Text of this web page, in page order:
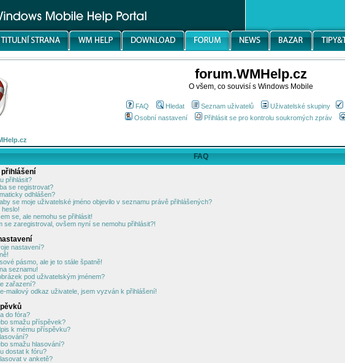
forum.WMHelp.cz
O všem, co souvisí s Windows Mobile
FAQ Hledat Seznam uživatelů Uživatelské skupiny
Osobní nastavení
Přihlásit se pro kontrolu soukromých zpráv
FAQ
přihlášení
přihlásit?
se registrovat?
odhlášen?
se moje uživatelské jméno objevilo v seznamu právě přihlášených?
heslo!
se, ale nemohu se přihlásit!
se zaregistroval, ovšem nyní se nemohu přihlásit?!
nastavení?
pásmo, ale je to stále špatně!
seznamu!
pod uživatelským jménem?
zařazení?
mailový odkaz uživatele, jsem vyzván k přihlášení!
do fóra?
smažu příspěvek?
k mému příspěvku?
smažu hlasování?
dostat k fóru?
v anketě?